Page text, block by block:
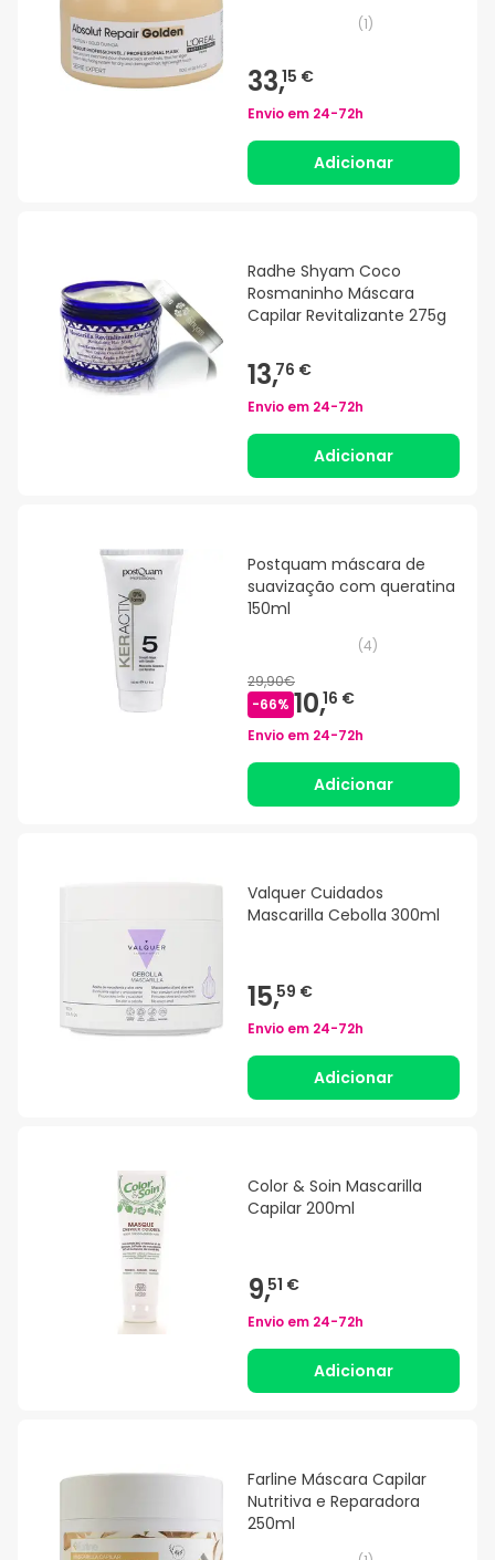
(1)
33,15 €
Envio em 24-72h
Adicionar
Radhe Shyam Coco
Rosmaninho Máscara
Capilar Revitalizante 275g
13,76 €
Envio em 24-72h
Adicionar
Postquam máscara de
suavização com queratina
150ml
(4)
29,90€
-66% 10,16 €
Envio em 24-72h
Adicionar
Valquer Cuidados
Mascarilla Cebolla 300ml
15,59 €
Envio em 24-72h
Adicionar
Color & Soin Mascarilla
Capilar 200ml
9,51 €
Envio em 24-72h
Adicionar
Farline Máscara Capilar
Nutritiva e Reparadora
250ml